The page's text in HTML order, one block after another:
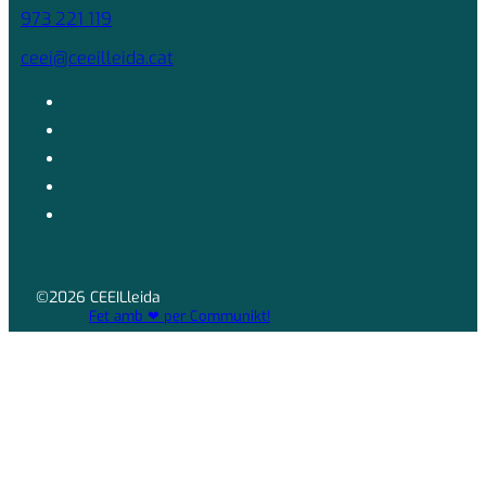
973 221 119
ceei@ceeilleida.cat
©2026 CEEILleida
Fet amb ❤ per Communikt!